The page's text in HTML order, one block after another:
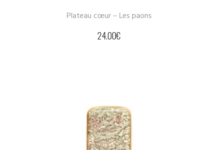
Plateau cœur – Les paons
24.00€